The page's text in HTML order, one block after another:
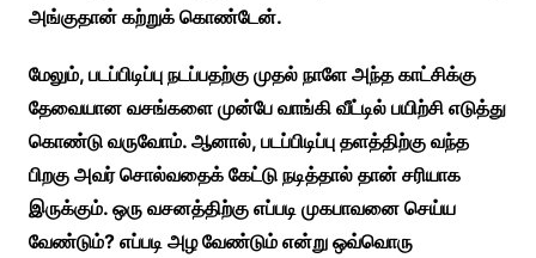
அங்குதான் கற்றுக் கொண்டேன்.
மேலும், படப்பிடிப்பு நடப்பதற்கு முதல் நாளே அந்த காட்சிக்கு
தேவையான வசங்களை முன்பே வாங்கி வீட்டில் பயிற்சி எடுத்து
கொண்டு வருவோம். ஆனால், படப்பிடிப்பு தளத்திற்கு வந்த
பிறகு அவர் சொல்வதைக் கேட்டு நடித்தால் தான் சரியாக
இருக்கும். ஒரு வசனத்திற்கு எப்படி முகபாவனை செய்ய
வேண்டும்? எப்படி அழ வேண்டும் என்று ஒவ்வொரு